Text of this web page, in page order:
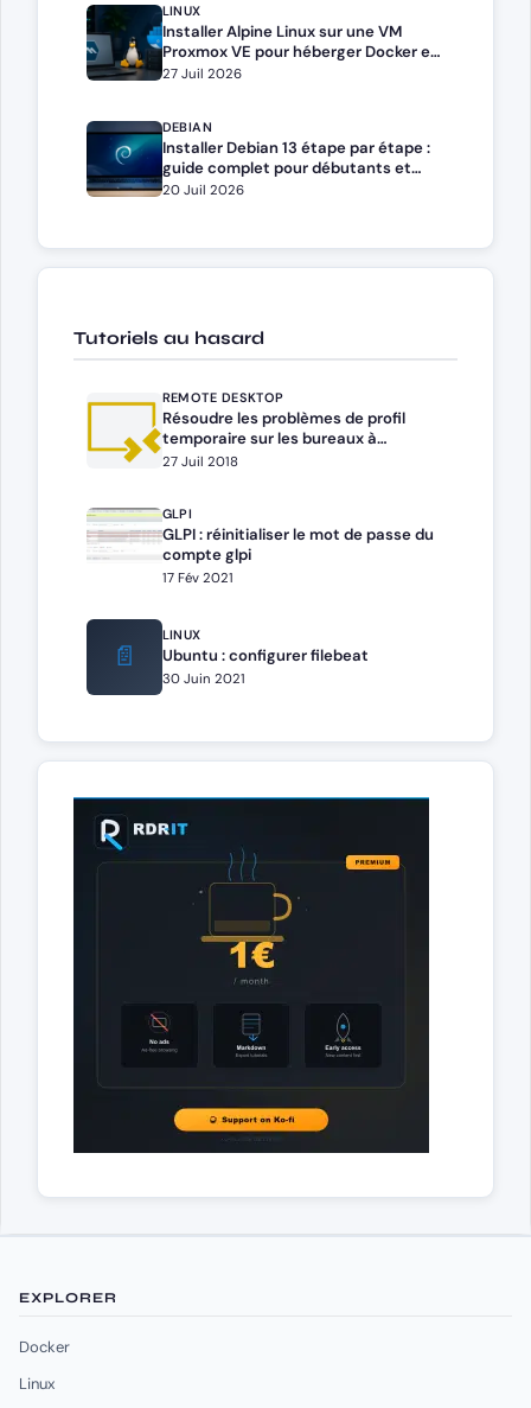
LINUX
Installer Alpine Linux sur une VM
Proxmox VE pour héberger Docker et
Docker Compose
27 Juil 2026
DEBIAN
Installer Debian 13 étape par étape :
guide complet pour débutants et
administrateurs
20 Juil 2026
Tutoriels au hasard
REMOTE DESKTOP
Résoudre les problèmes de profil
temporaire sur les bureaux à
distance RDS/TSE
27 Juil 2018
GLPI
GLPI : réinitialiser le mot de passe du
compte glpi
17 Fév 2021
📄
LINUX
Ubuntu : configurer filebeat
30 Juin 2021
EXPLORER
Docker
Linux